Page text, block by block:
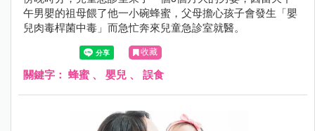
午男嬰的祖母餵了他一小碗蜂蜜，父母擔心孩子會發生「嬰
兒肉毒桿菌中毒」而急忙奔來兒童急診室就醫。
收藏
關鍵字： 蜂蜜、 嬰兒 、 誤食